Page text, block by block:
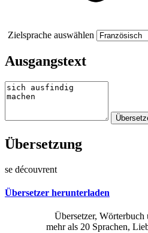
Zielsprache auswählen
Ausgangstext
Übersetzung
se découvrent
Übersetzer herunterladen
Übersetzer, Wörterbuch
mehr als 20 Sprachen,